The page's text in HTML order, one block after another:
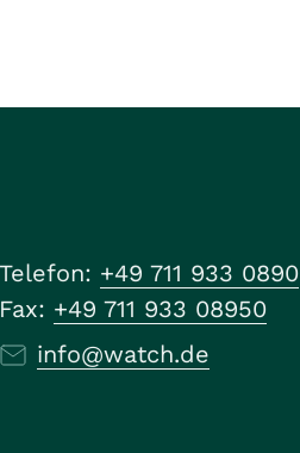
Telefon: +49 711 933 0890
Fax: +49 711 933 08950
info@watch.de